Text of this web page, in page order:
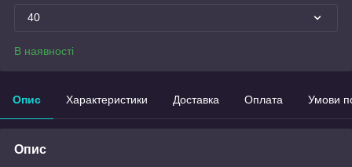
40
В наявності
Опис Характеристики Доставка Оплата Умови
Опис